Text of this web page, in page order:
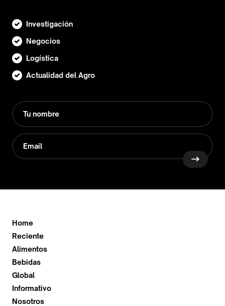
Investigación
Negocios
Logística
Actualidad del Agro
Home
Reciente
Alimentos
Bebidas
Global
Informativo
Nosotros